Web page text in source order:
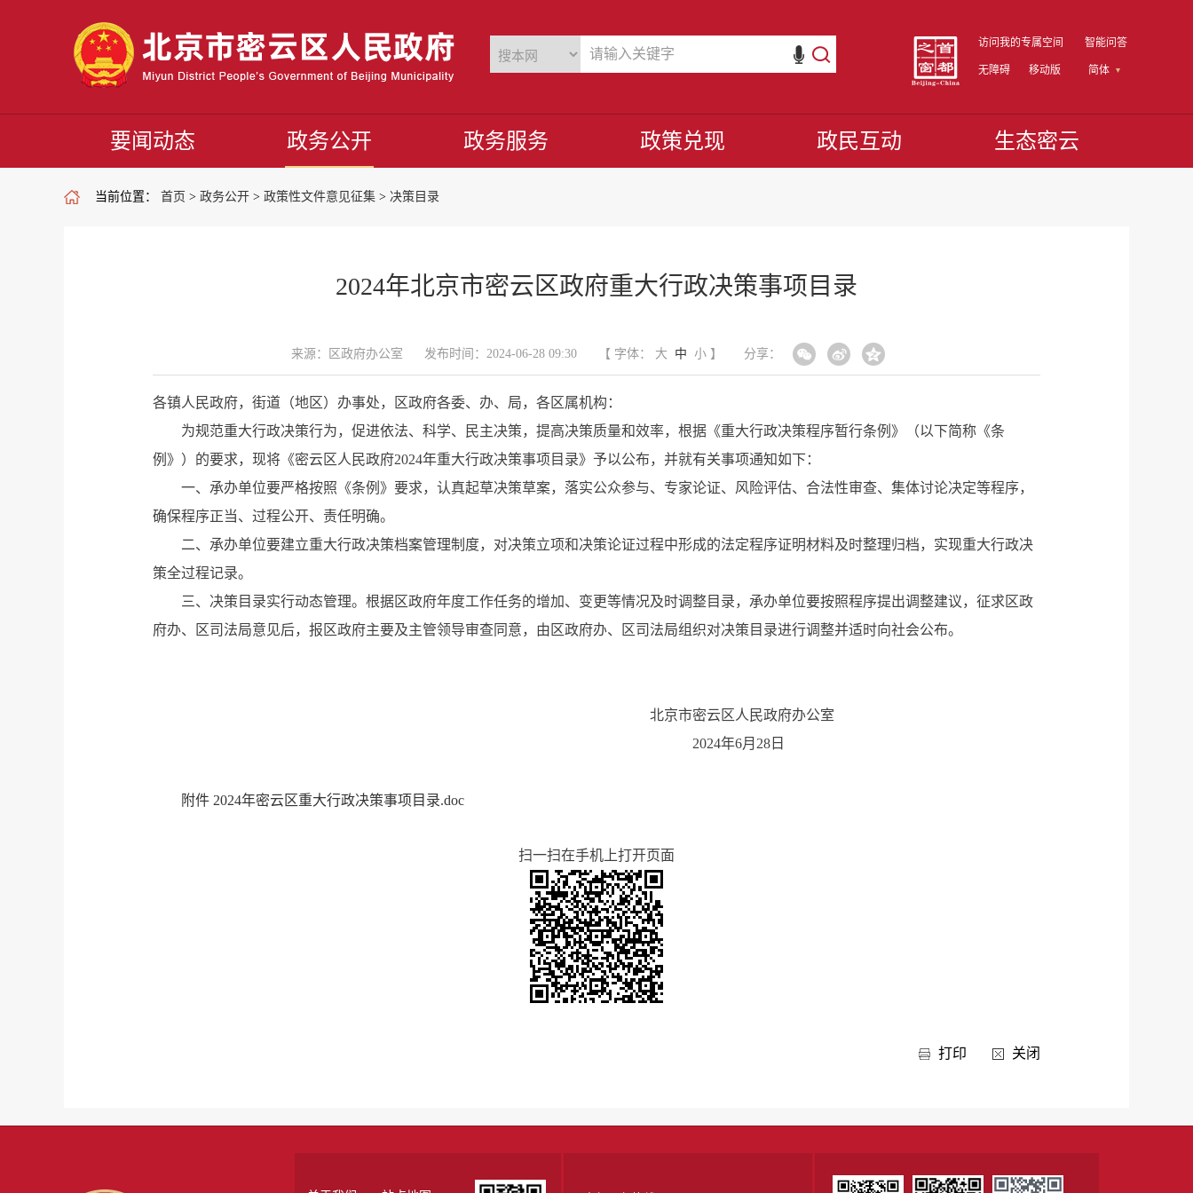
访问我的专属空间 智能问答
无障碍 移动版 简体
要闻动态 政务公开 政务服务 政策兑现 政民互动 生态密云
当前位置： 首页 > 政务公开 > 政策性文件意见征集 > 决策目录
2024年北京市密云区政府重大行政决策事项目录
来源：区政府办公室 发布时间：2024-06-28 09:30 【 字体： 大 中 小】 分享：
各镇人民政府，街道（地区）办事处，区政府各委、办、局，各区属机构：
为规范重大行政决策行为，促进依法、科学、民主决策，提高决策质量和效率，根据《重大行政决策程序暂行条例》（以下简称《条
例》）的要求，现将《密云区人民政府2024年重大行政决策事项目录》予以公布，并就有关事项通知如下：
一、承办单位要严格按照《条例》要求，认真起草决策草案，落实公众参与、专家论证、风险评估、合法性审查、集体讨论决定等程序，
确保程序正当、过程公开、责任明确。
二、承办单位要建立重大行政决策档案管理制度，对决策立项和决策论证过程中形成的法定程序证明材料及时整理归档，实现重大行政决
策全过程记录。
三、决策目录实行动态管理。根据区政府年度工作任务的增加、变更等情况及时调整目录，承办单位要按照程序提出调整建议，征求区政
府办、区司法局意见后，报区政府主要及主管领导审查同意，由区政府办、区司法局组织对决策目录进行调整并适时向社会公布。
北京市密云区人民政府办公室
2024年6月28日
附件 2024年密云区重大行政决策事项目录.doc
扫一扫在手机上打开页面
打印 关闭